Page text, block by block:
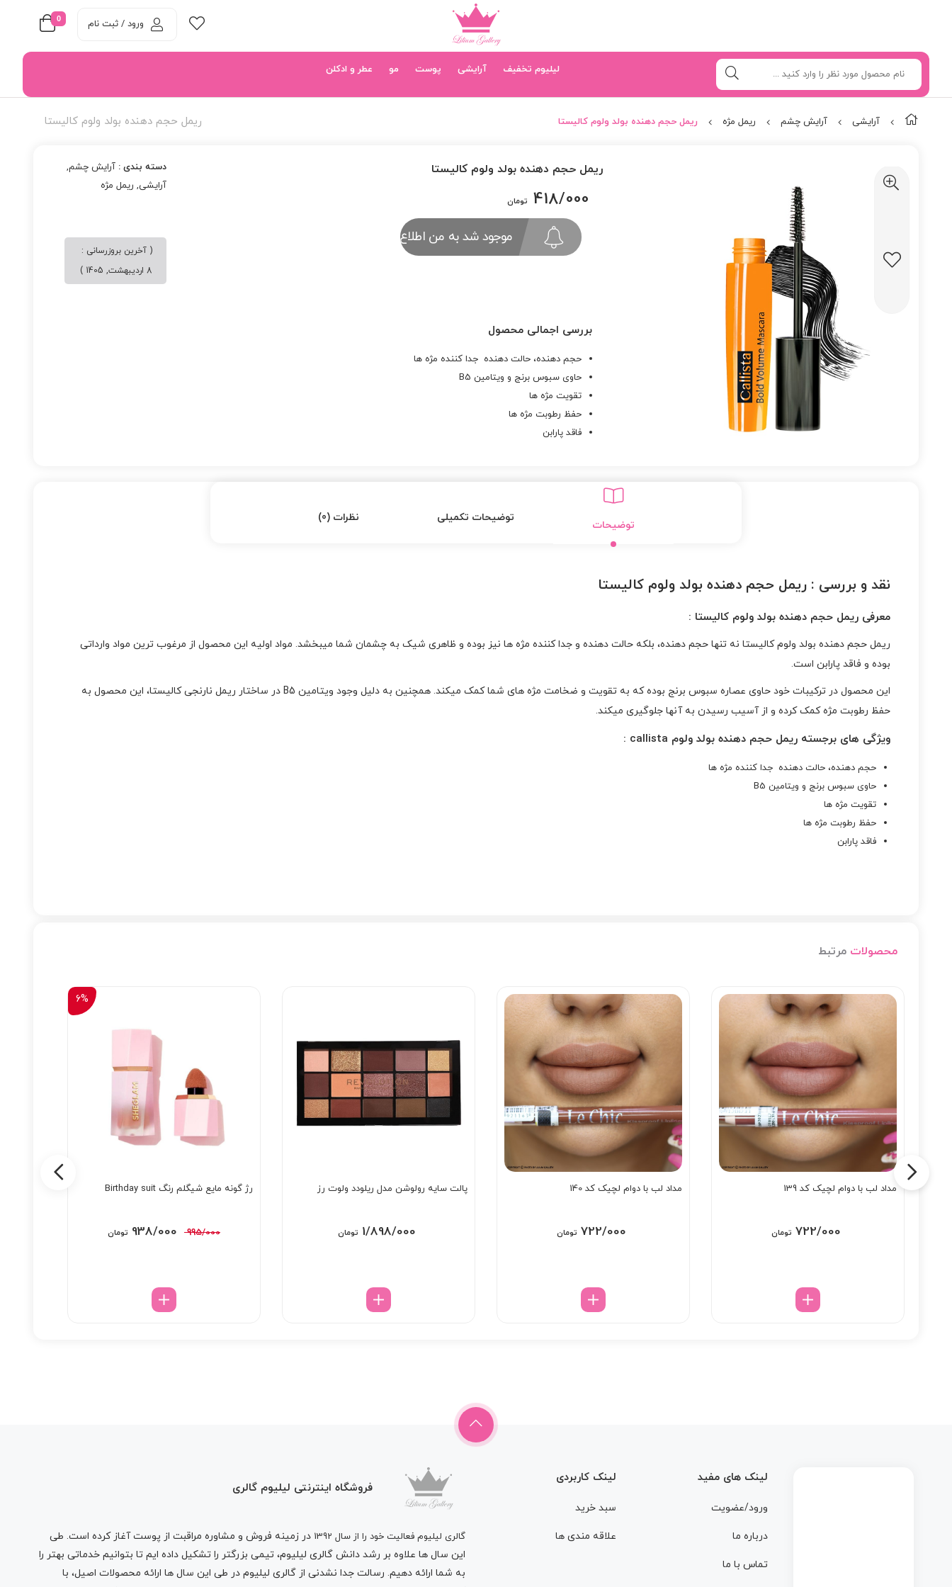
0 ورود / ثبت نام
لیلیوم تخفیف آرایشی پوست مو عطر و ادکلن
ریمل حجم دهنده بولد ولوم کالیستا آرایشی آرایش چشم ریمل مژه ریمل حجم دهنده بولد ولوم کالیستا
ریمل حجم دهنده بولد ولوم کالیستا
418/000 تومان
موجود شد به من اطلاع بده
دسته بندی :آرایش چشم,
آرایشی, ریمل مژه
( آخرین بروزرسانی :
8 اردیبهشت, 1405 )
بررسی اجمالی محصول
حجم دهنده، حالت دهنده جدا کننده مژه ها
حاوی سبوس برنج و ویتامین B5
تقویت مژه ها
حفظ رطوبت مژه ها
فاقد پارابن
توضیحات
توضیحات تکمیلی نظرات (0)
نقد و بررسی : ریمل حجم دهنده بولد ولوم کالیستا
معرفی ریمل حجم دهنده بولد ولوم کالیستا :
ریمل حجم دهنده بولد ولوم کالیستا نه تنها حجم دهنده، بلکه حالت دهنده و جدا کننده مژه ها نیز بوده و ظاهری شیک به چشمان شما میبخشد. مواد اولیه این محصول از مرغوب ترین مواد وارداتی
بوده و فاقد پارابن است.
این محصول در ترکیبات خود حاوی عصاره سبوس برنج بوده که به تقویت و ضخامت مژه های شما کمک میکند. همچنین به دلیل وجود ویتامین B5 در ساختار ریمل نارنجی کالیستا، این محصول به
حفظ رطوبت مژه کمک کرده و از آسیب رسیدن به آنها جلوگیری میکند.
ویژگی های برجسته ریمل حجم دهنده بولد ولوم callista :
حجم دهنده، حالت دهنده جدا کننده مژه ها
حاوی سبوس برنج و ویتامین B5
تقویت مژه ها
حفظ رطوبت مژه ها
فاقد پارابن
محصولات مرتبط
مداد لب با دوام لچیک کد 139
722/000 تومان
مداد لب با دوام لچیک کد 140
722/000 تومان
پالت سایه رولوشن مدل ریلودد ولوت رز
1/898/000 تومان
6%
رژ گونه مایع شیگلم رنگ Birthday suit
995/000
قیمت
بود.
938/000 تومانقیمت
لینک های مفید
ورود/عضویت
درباره ما
تماس با ما
لینک کاربردی
سبد خرید
علاقه مندی ها
فروشگاه اینترنتی لیلیوم گالری
گالری لیلیوم فعالیت خود را از سال 1392
در زمینه فروش و مشاوره مراقبت از پوست آغاز کرده است. طی
این سال ها علاوه بر رشد دانش گالری لیلیوم، تیمی بزرگتر را تشکیل داده ایم تا بتوانیم خدماتی بهتر را
به شما ارائه دهیم. رسالت جدا نشدنی از گالری لیلیوم در طی این سال ها ارائه محصولات اصیل، با